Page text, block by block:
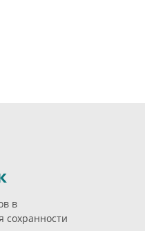
в
сохранности